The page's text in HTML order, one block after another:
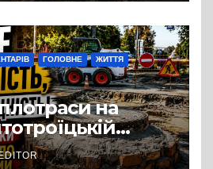
ГОЛОВНЕ ЖИТТЯ
на
порівняно із